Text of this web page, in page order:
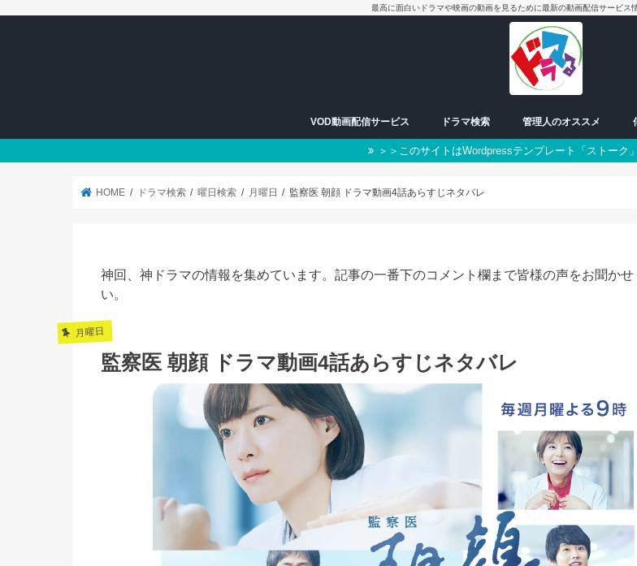
最高に面白いドラマや映画の動画を見るために最新の動画配信サービス
VOD動画配信サービス ドラマ検索
放送中ドラマ
50音別検索
番組一覧表
曜日検索
管理人のオススメ
＞＞このサイトはWordpressテンプレート「ストーク
HOME ドラマ検索 曜日検索 月曜日 監察医 朝顔 ドラマ動画4話あらすじネタバレ
神回、神ドラマの情報を集めています。記事の一番下のコメント欄まで皆様の声をお聞かせ
い。
月曜日
監察医 朝顔 ドラマ動画4話あらすじネタバレ